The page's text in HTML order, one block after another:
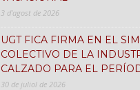
3 d'agost de 2026
UGT FICA FIRMA EN EL
COLECTIVO DE LA
CALZADO PARA EL
30 de juliol de 2026